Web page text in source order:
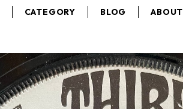
CATEGORY BLOG ABOUT